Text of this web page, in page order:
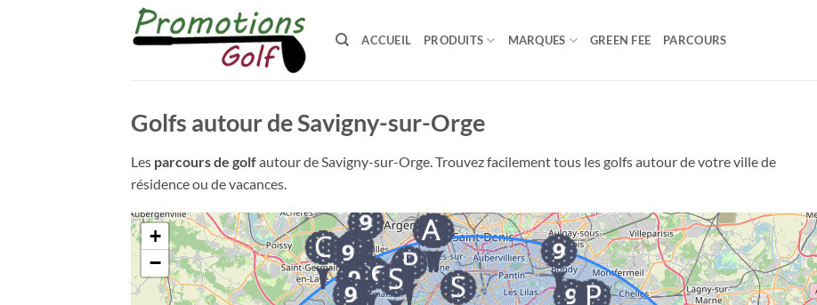
ACCUEIL PRODUITS MARQUES GREEN FEE PARCOURS
Golfs autour de Savigny-sur-Orge
Les parcours de golfautour de Savigny-sur-Orge. Trouvez facilement tous les golfs autour de votre ville de
résidence ou de vacances.
+
−